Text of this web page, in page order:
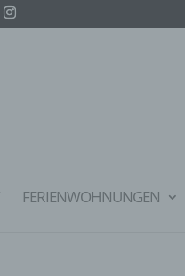
FERIENWOHNUNGEN